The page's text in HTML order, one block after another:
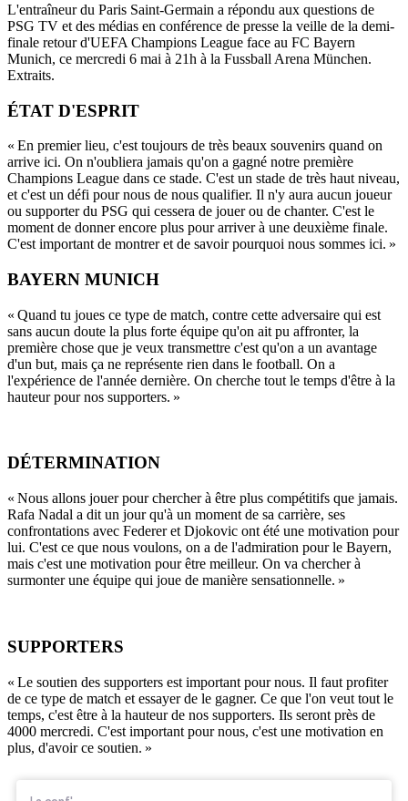
L'entraîneur du Paris Saint-Germain a répondu aux questions de
PSG TV et des médias en conférence de presse la veille de la demi-
finale retour d'UEFA Champions League face au FC Bayern
Munich, ce mercredi 6 mai à 21h à la Fussball Arena München.
Extraits.
ÉTAT D'ESPRIT
« En premier lieu, c'est toujours de très beaux souvenirs quand on
arrive ici. On n'oubliera jamais qu'on a gagné notre première
Champions League dans ce stade. C'est un stade de très haut niveau,
et c'est un défi pour nous de nous qualifier. Il n'y aura aucun joueur
ou supporter du PSG qui cessera de jouer ou de chanter. C'est le
moment de donner encore plus pour arriver à une deuxième finale.
C'est important de montrer et de savoir pourquoi nous sommes ici. »
BAYERN MUNICH
« Quand tu joues ce type de match, contre cette adversaire qui est
sans aucun doute la plus forte équipe qu'on ait pu affronter, la
première chose que je veux transmettre c'est qu'on a un avantage
d'un but, mais ça ne représente rien dans le football. On a
l'expérience de l'année dernière. On cherche tout le temps d'être à la
hauteur pour nos supporters. »
DÉTERMINATION
« Nous allons jouer pour chercher à être plus compétitifs que jamais.
Rafa Nadal a dit un jour qu'à un moment de sa carrière, ses
confrontations avec Federer et Djokovic ont été une motivation pour
lui. C'est ce que nous voulons, on a de l'admiration pour le Bayern,
mais c'est une motivation pour être meilleur. On va chercher à
surmonter une équipe qui joue de manière sensationnelle. »
SUPPORTERS
« Le soutien des supporters est important pour nous. Il faut profiter
de ce type de match et essayer de le gagner. Ce que l'on veut tout le
temps, c'est être à la hauteur de nos supporters. Ils seront près de
4000 mercredi. C'est important pour nous, c'est une motivation en
plus, d'avoir ce soutien. »